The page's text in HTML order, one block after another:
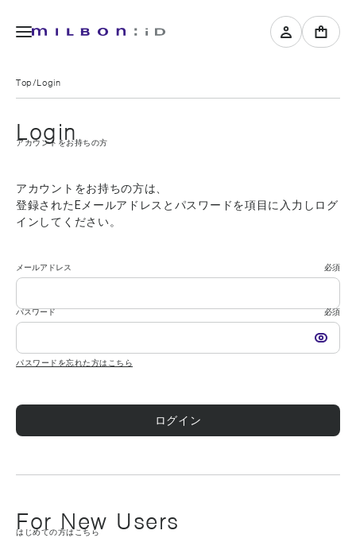
Top Login
Login
アカウントをお持ちの方
アカウントをお持ちの方は、
登録されたEメールアドレスとパスワードを項目に入力しログ
インしてください。
メールアドレス 必須
パスワード 必須
パスワードを忘れた方はこちら
ログイン
For New Users
はじめての方はこちら